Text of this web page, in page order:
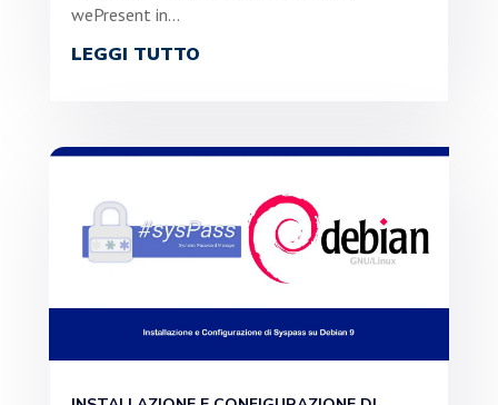
wePresent in...
LEGGI TUTTO